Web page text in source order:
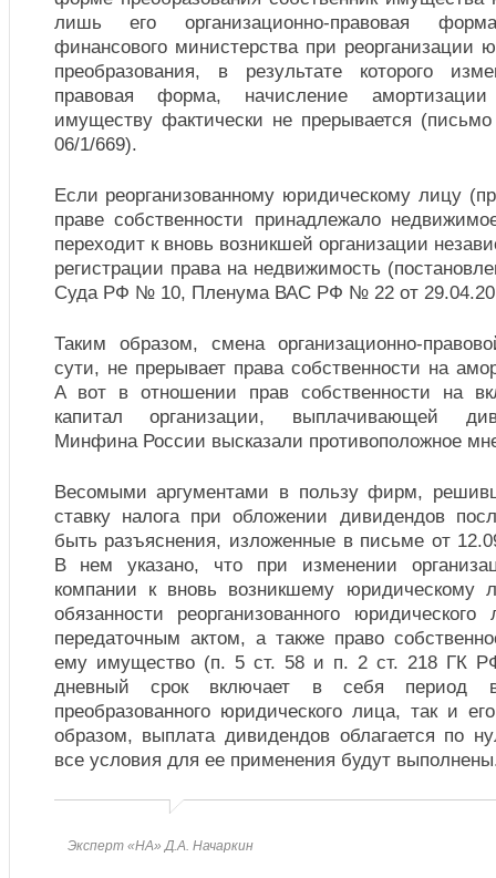
лишь его организационно-правовая
финансового министерства при реорганизации
преобразования, в результате которого
правовая форма, начисление
имуществу фактически не прерывается
06/1/669).
Если реорганизованному юридическому лицу
праве собственности принадлежало
переходит к вновь возникшей организации
регистрации права на недвижимость
Суда РФ № 10, Пленума ВАС РФ № 22 от
Таким образом, смена организационно-
сути, не прерывает права собственности на
А вот в отношении прав собственности на
капитал организации, выплачивающей
Минфина России высказали противоположное
Весомыми аргументами в пользу фирм,
ставку налога при обложении дивидендов
быть разъяснения, изложенные в письме от
В нем указано, что при изменении
компании к вновь возникшему юридическому
обязанности реорганизованного
передаточным актом, а также право
ему имущество (п. 5 ст. 58 и п. 2 ст. 218 ГК
дневный срок включает в себя период
преобразованного юридического лица, так и
образом, выплата дивидендов облагается по
все условия для ее применения будут
Эксперт «НА» Д.А. Начаркин